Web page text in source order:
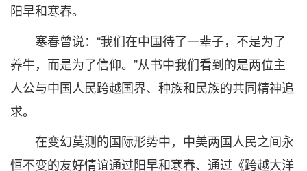
阳早和寒春。
寒春曾说：“我们在中国待了一辈子，不是为了
养牛，而是为了信仰。”从书中我们看到的是两位主
人公与中国人民跨越国界、种族和民族的共同精神追
求。
在变幻莫测的国际形势中，中美两国人民之间永
恒不变的友好情谊通过阳早和寒春、通过《跨越大洋